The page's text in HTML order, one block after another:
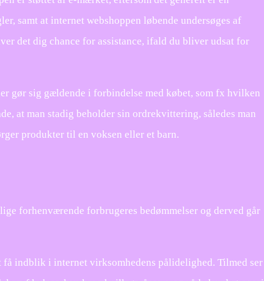
samt at internet webshoppen løbende undersøges af
det dig chance for assistance, ifald du bliver udsat for
gør sig gældende i forbindelse med købet, som fx hvilken
at man stadig beholder sin ordrekvittering, således man
produkter til en voksen eller et barn.
forhenværende forbrugeres bedømmelser og derved går
få indblik i internet virksomhedens pålidelighed. Tilmed ser